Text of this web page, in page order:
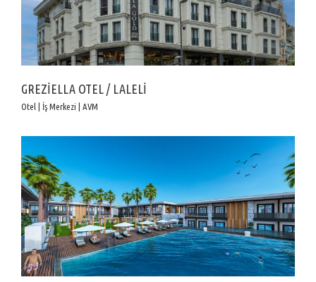
GREZİELLA OTEL / LALELİ
Otel | İş Merkezi | AVM